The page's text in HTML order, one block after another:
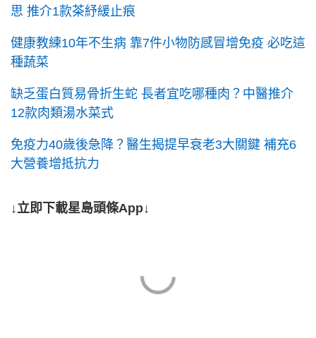
思 推介1款茶紓緩止痕
健康教練10年不生病 靠7件小物防感冒增免疫 必吃這
種蔬菜
缺乏蛋白質易骨折生蛇 長者宜吃哪種肉？中醫推介
12款肉類湯水菜式
免疫力40歲後急降？醫生揭提早衰老3大關鍵 補充6
大營養增抵抗力
↓立即下載星島頭條App↓